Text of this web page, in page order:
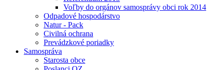
Voľby do orgánov samosprávy obci rok 2014
Odpadové hospodárstvo
Natur - Pack
Civilná ochrana
Prevádzkové poriadky
Samospráva
Starosta obce